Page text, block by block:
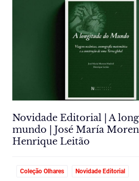
Novidade Editorial | A
mundo | José María
Henrique Leitão
Coleção Olhares Novidade Editorial